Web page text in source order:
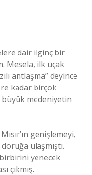
dair ilginç bir
Mesela, ilk uçak
antlaşma” deyince
kadar birçok
büyük medeniyetin
genişlemeyi,
ulaşmıştı.
yenecek
çıkmış.